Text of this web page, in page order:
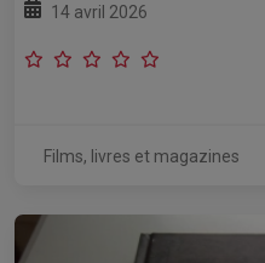
14 avril 2026
Films, livres et magazines